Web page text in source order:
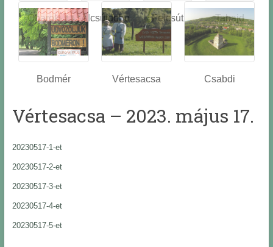
Óbarok
Alcsútdobo
z
Felcsút Tabajd
Bodmér Vértesacsa Csabdi
Vértesacsa – 2023. május 17.
20230517-1-et
20230517-2-et
20230517-3-et
20230517-4-et
20230517-5-et